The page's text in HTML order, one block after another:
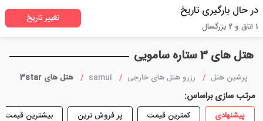
هتل های 3 ستاره سامویی
پرشین هتل رزرو هتل های خارجی samui هتل های 3star
مرتب سازی براساس:
پیشنهادی کمترین قیمت پر فروش ترین بیشترین قیمت
در حال بارگیری تاریخ
1 اتاق و 2 بزرگسال
تغییر تاریخ